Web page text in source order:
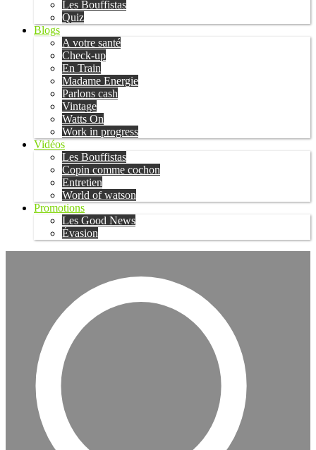
Les Bouffistas
Quiz
Blogs
A votre santé
Check-up
En Train
Madame Energie
Parlons cash
Vintage
Watts On
Work in progress
Vidéos
Les Bouffistas
Copin comme cochon
Entretien
World of watson
Promotions
Les Good News
Évasion